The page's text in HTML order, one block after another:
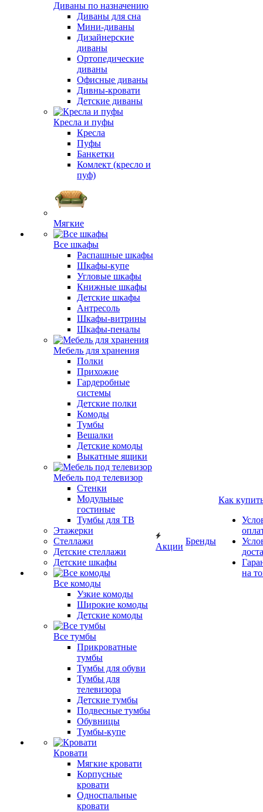
Диваны по назначению
Диваны для сна
Мини-диваны
Дизайнерские
диваны
Ортопедические
диваны
Офисные диваны
Дивны-кровати
Детские диваны
Кресла и пуфы
Кресла
Пуфы
Банкетки
Комлект (кресло и
пуф)
Мягкие
Все шкафы
Распашные шкафы
Шкафы-купе
Угловые шкафы
Книжные шкафы
Детские шкафы
Антресоль
Шкафы-витрины
Шкафы-пеналы
Мебель для хранения
Полки
Прихожие
Гардеробные
системы
Детские полки
Комоды
Тумбы
Вешалки
Детские комоды
Выкатные ящики
Мебель под телевизор
Стенки
Модульные
гостиные
Тумбы для ТВ
Этажерки
Стеллажи
Детские стеллажи
Детские шкафы
Все комоды
Узкие комоды
Широкие комоды
Детские комоды
Все тумбы
Прикроватные
тумбы
Тумбы для обуви
Тумбы для
телевизора
Детские тумбы
Подвесные тумбы
Обувницы
Тумбы-купе
Кровати
Мягкие кровати
Корпусные
кровати
Односпальные
кровати
Акции
Бренды
Как
на